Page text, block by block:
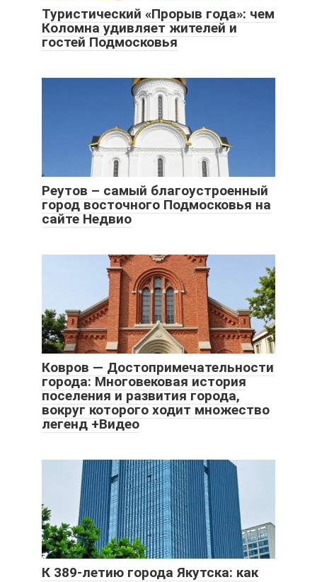
Туристический «Прорыв года»: чем
Коломна удивляет жителей и
гостей Подмосковья
Реутов – самый благоустроенный
город восточного Подмосковья на
сайте Недвио
Ковров — Достопримечательности
города: Многовековая история
поселения и развития города,
вокруг которого ходит множество
легенд +Видео
К 389-летию города Якутска: как